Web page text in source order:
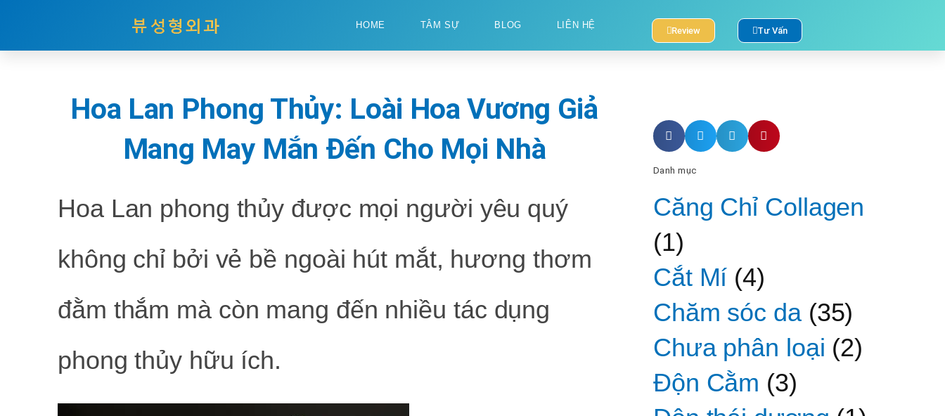
tới
HOME TÂM SỰ BLOG LIÊN HỆ
Review Tư Vấn
Hoa Lan Phong Thủy: Loài Hoa Vương Giả
Mang May Mắn Đến Cho Mọi Nhà
Hoa Lan phong thủy được mọi người yêu quý
không chỉ bởi vẻ bề ngoài hút mắt, hương thơm
đằm thắm mà còn mang đến nhiều tác dụng
phong thủy hữu ích.
Danh mục
Căng Chỉ Collagen
(1)
Cắt Mí (4)
Chăm sóc da(35)
Chưa phân loại (2)
Độn Cằm (3)